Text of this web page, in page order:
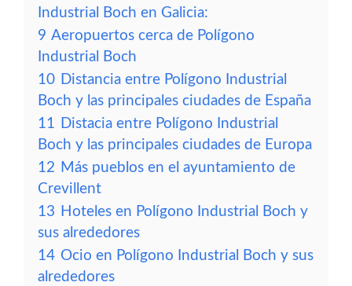
Industrial Boch en Galicia:
9 Aeropuertos cerca de Polígono
Industrial Boch
10 Distancia entre Polígono Industrial
Boch y las principales ciudades de España
11 Distacia entre Polígono Industrial
Boch y las principales ciudades de Europa
12 Más pueblos en el ayuntamiento de
Crevillent
13 Hoteles en Polígono Industrial Boch y
sus alrededores
14 Ocio en Polígono Industrial Boch y sus
alrededores